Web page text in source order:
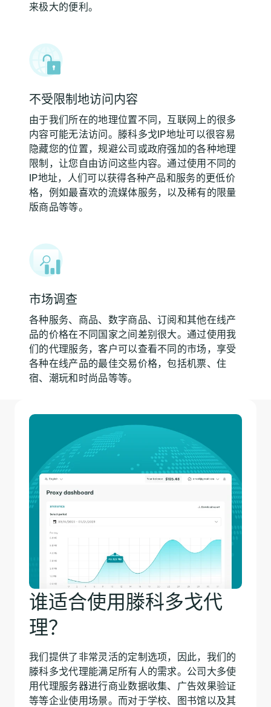
来极大的便利。
不受限制地访问内容
由于我们所在的地理位置不同，互联网上的很多
内容可能无法访问。滕科多戈IP地址可以很容易
隐藏您的位置，规避公司或政府强加的各种地理
限制，让您自由访问这些内容。通过使用不同的
IP地址，人们可以获得各种产品和服务的更低价
格，例如最喜欢的流媒体服务，以及稀有的限量
版商品等等。
市场调查
各种服务、商品、数字商品、订阅和其他在线产
品的价格在不同国家之间差别很大。通过使用我
们的代理服务，客户可以查看不同的市场，享受
各种在线产品的最佳交易价格，包括机票、住
宿、潮玩和时尚品等等。
谁适合使用滕科多戈代
理？
我们提供了非常灵活的定制选项，因此，我们的
滕科多戈代理能满足所有人的需求。公司大多使
用代理服务器进行商业数据收集、广告效果验证
等等企业使用场景。而对于学校、图书馆以及其